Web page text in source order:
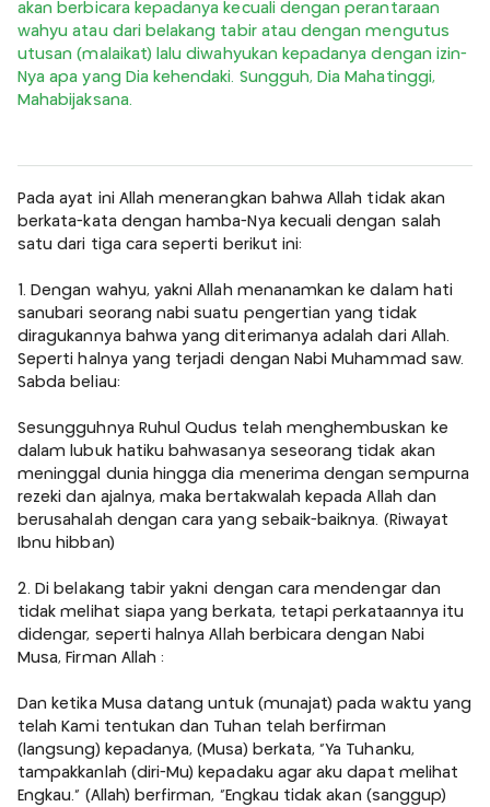
akan berbicara kepadanya kecuali dengan perantaraan
wahyu atau dari belakang tabir atau dengan mengutus
utusan (malaikat) lalu diwahyukan kepadanya dengan izin-
Nya apa yang Dia kehendaki. Sungguh, Dia Mahatinggi,
Mahabijaksana.
Pada ayat ini Allah menerangkan bahwa Allah tidak akan
berkata-kata dengan hamba-Nya kecuali dengan salah
satu dari tiga cara seperti berikut ini:
1. Dengan wahyu, yakni Allah menanamkan ke dalam hati
sanubari seorang nabi suatu pengertian yang tidak
diragukannya bahwa yang diterimanya adalah dari Allah.
Seperti halnya yang terjadi dengan Nabi Muhammad saw.
Sabda beliau:
Sesungguhnya Ruhul Qudus telah menghembuskan ke
dalam lubuk hatiku bahwasanya seseorang tidak akan
meninggal dunia hingga dia menerima dengan sempurna
rezeki dan ajalnya, maka bertakwalah kepada Allah dan
berusahalah dengan cara yang sebaik-baiknya. (Riwayat
Ibnu hibban)
2. Di belakang tabir yakni dengan cara mendengar dan
tidak melihat siapa yang berkata, tetapi perkataannya itu
didengar, seperti halnya Allah berbicara dengan Nabi
Musa, Firman Allah :
Dan ketika Musa datang untuk (munajat) pada waktu yang
telah Kami tentukan dan Tuhan telah berfirman
(langsung) kepadanya, (Musa) berkata, "Ya Tuhanku,
tampakkanlah (diri-Mu) kepadaku agar aku dapat melihat
Engkau." (Allah) berfirman, "Engkau tidak akan (sanggup)